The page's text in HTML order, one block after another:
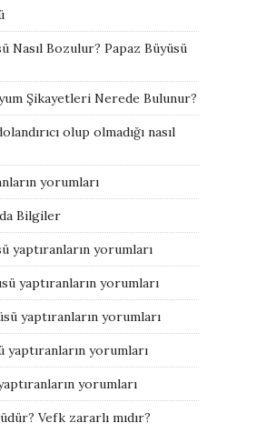
Nasıl Bozulur? Papaz Büyüsü
Şikayetleri Nerede Bulunur?
olup olmadığı nasıl
yorumları
Bilgiler
yaptıranların yorumları
yaptıranların yorumları
yaptıranların yorumları
yaptıranların yorumları
yorumları
Vefk zararlı mıdır?